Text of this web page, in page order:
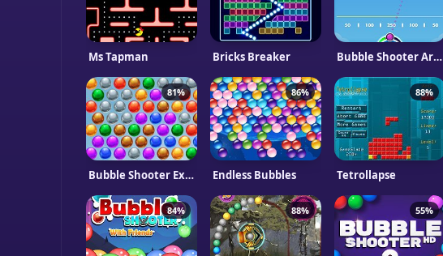
Ms Tapman Bricks Breaker Bubble Shooter Arcade
81%
Bubble Shooter Extreme
86%
Endless Bubbles
88%
Tetrollapse
84% 88% 55%